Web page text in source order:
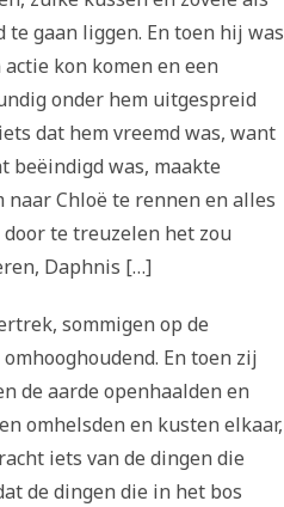
gaan liggen. En toen hij was
kon komen en een
onder hem uitgespreid
dat hem vreemd was, want
beëindigd was, maakte
Chloë te rennen en alles
te treuzelen het zou
Daphnis […]
sommigen op de
En toen zij
de aarde openhaalden en
omhelsden en kusten elkaar,
iets van de dingen die
de dingen die in het bos